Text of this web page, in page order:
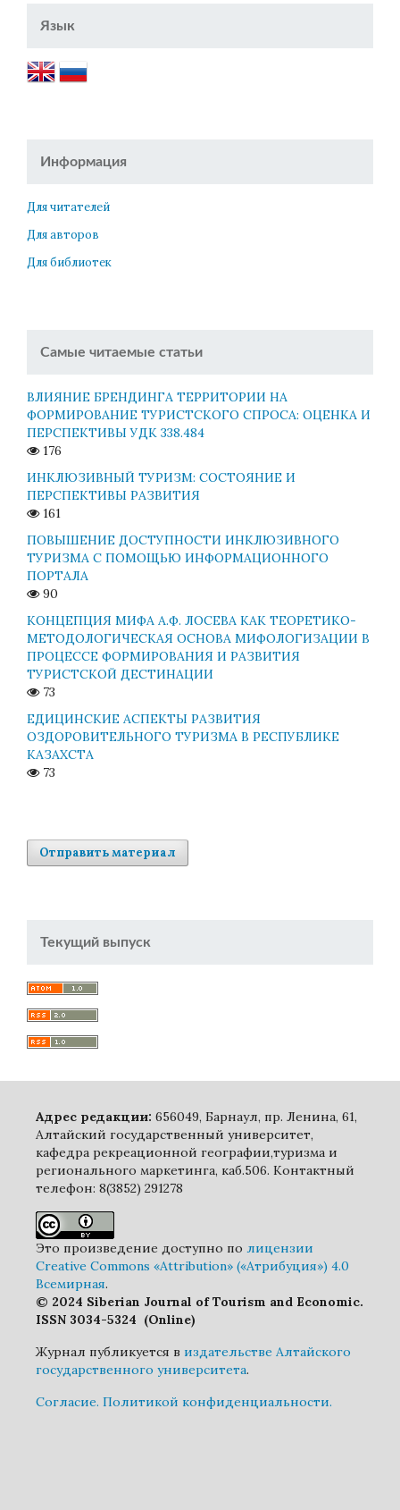
Язык
Информация
Для читателей
Для авторов
Для библиотек
Самые читаемые статьи
ВЛИЯНИЕ БРЕНДИНГА ТЕРРИТОРИИ НА
ФОРМИРОВАНИЕ ТУРИСТСКОГО СПРОСА: ОЦЕНКА И
ПЕРСПЕКТИВЫ УДК 338.484
176
ИНКЛЮЗИВНЫЙ ТУРИЗМ: СОСТОЯНИЕ И
ПЕРСПЕКТИВЫ РАЗВИТИЯ
161
ПОВЫШЕНИЕ ДОСТУПНОСТИ ИНКЛЮЗИВНОГО
ТУРИЗМА С ПОМОЩЬЮ ИНФОРМАЦИОННОГО
ПОРТАЛА
90
КОНЦЕПЦИЯ МИФА А.Ф. ЛОСЕВА КАК ТЕОРЕТИКО-
МЕТОДОЛОГИЧЕСКАЯ ОСНОВА МИФОЛОГИЗАЦИИ В
ПРОЦЕССЕ ФОРМИРОВАНИЯ И РАЗВИТИЯ
ТУРИСТСКОЙ ДЕСТИНАЦИИ
73
ЕДИЦИНСКИЕ АСПЕКТЫ РАЗВИТИЯ
ОЗДОРОВИТЕЛЬНОГО ТУРИЗМА В РЕСПУБЛИКЕ
КАЗАХСТА
73
Отправить материал
Текущий выпуск
Адрес редакции: 656049, Барнаул, пр. Ленина, 61,
Алтайский государственный университет,
кафедра рекреационной географии,туризма и
регионального маркетинга, каб.506. Контактный
телефон: 8(3852) 291278
Это произведение доступно по лицензии
Creative Commons «Attribution» («Атрибуция») 4.0
Всемирная.
© 2024 Siberian Journal of Tourism and Economic.
ISSN 3034-5324 (Online)
Журнал публикуется в издательстве Алтайского
государственного университета.
Cогласие. Политикой конфиденциальности.